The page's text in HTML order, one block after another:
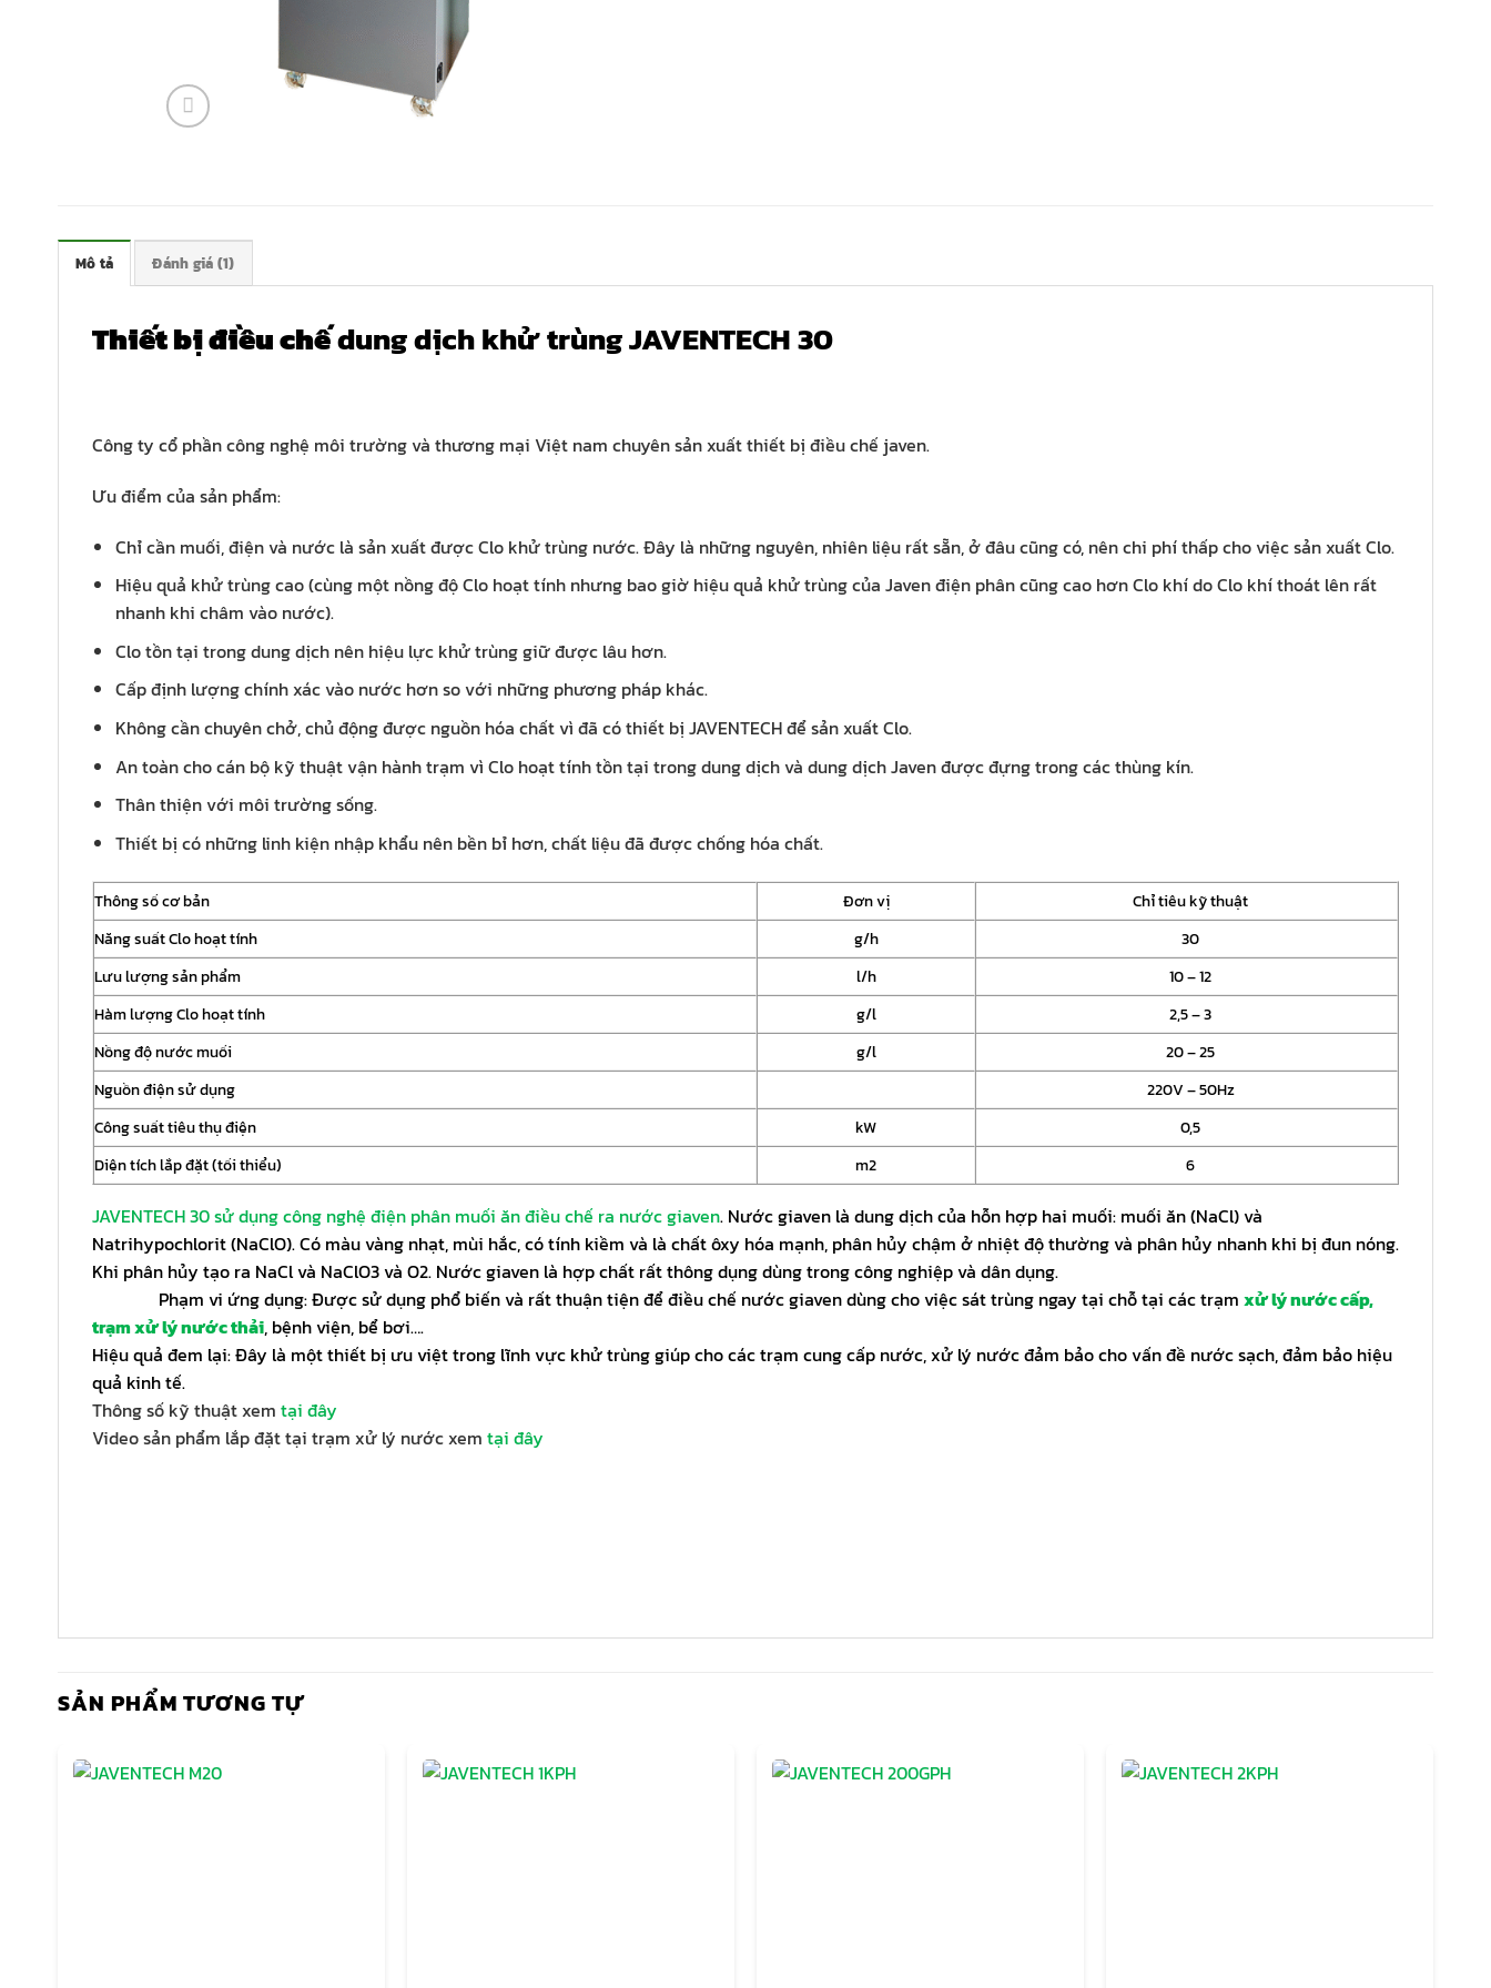
Mô tả Đánh giá (1)
Thiết bị điều chếdung dịch khử trùng JAVENTECH 30
Công ty cổ phần công nghệ môi trường và thương mại Việt nam chuyên sản xuất thiết bị điều chế javen.
Ưu điểm của sản phẩm:
Chỉ cần muối, điện và nước là sản xuất được Clo khử trùng nước. Đây là những nguyên, nhiên liệu rất sẵn, ở đâu cũng có, nên chi phí thấp cho việc sản xuất Clo.
Hiệu quả khử trùng cao (cùng một nồng độ Clo hoạt tính nhưng bao giờ hiệu quả khử trùng của Javen điện phân cũng cao hơn Clo khí do Clo khí thoát lên rất
nhanh khi châm vào nước).
Clo tồn tại trong dung dịch nên hiệu lực khử trùng giữ được lâu hơn.
Cấp định lượng chính xác vào nước hơn so với những phương pháp khác.
Không cần chuyên chở, chủ động được nguồn hóa chất vì đã có thiết bị JAVENTECH để sản xuất Clo.
An toàn cho cán bộ kỹ thuật vận hành trạm vì Clo hoạt tính tồn tại trong dung dịch và dung dịch Javen được đựng trong các thùng kín.
Thân thiện với môi trường sống.
Thiết bị có những linh kiện nhập khẩu nên bền bỉ hơn, chất liệu đã được chống hóa chất.
Thông số cơ bản Đơn vị
Chỉ tiêu kỹ thuật
Năng suất Clo hoạt tính
g/h
30
Lưu lượng sản phẩm
l/h
10 – 12
Hàm lượng Clo hoạt tính
g/l
2,5 – 3
Nồng độ nước muối
g/l
20 – 25
Nguồn điện sử dụng
220V – 50Hz
Công suất tiêu thụ điện
kW
0,5
Diện tích lắp đặt (tối thiểu)
m2 6
JAVENTECH 30 sử dụng công nghệ điện phân muối ăn điều chế ra nước giaven. Nước giaven là dung dịch của hỗn hợp hai muối: muối ăn (NaCl) và
Natrihypochlorit (NaClO). Có màu vàng nhạt, mùi hắc, có tính kiềm và là chất ôxy hóa mạnh, phân hủy chậm ở nhiệt độ thường và phân hủy nhanh khi bị đun nóng.
Khi phân hủy tạo ra NaCl và NaClO3 và O2. Nước giaven là hợp chất rất thông dụng dùng trong công nghiệp và dân dụng.
Phạm vi ứng dụng: Được sử dụng phổ biến và rất thuận tiện để điều chế nước giaven dùng cho việc sát trùng ngay tại chỗ tại các trạm xử lý nước cấp,
trạm xử lý nước thải, bệnh viện, bể bơi….
Hiệu quả đem lại: Đây là một thiết bị ưu việt trong lĩnh vực khử trùng giúp cho các trạm cung cấp nước, xử lý nước đảm bảo cho vấn đề nước sạch, đảm bảo hiệu
quả kinh tế.
Thông số kỹ thuật xem tại đây
Video sản phẩm lắp đặt tại trạm xử lý nước xem tại đây
SẢN PHẨM TƯƠNG TỰ